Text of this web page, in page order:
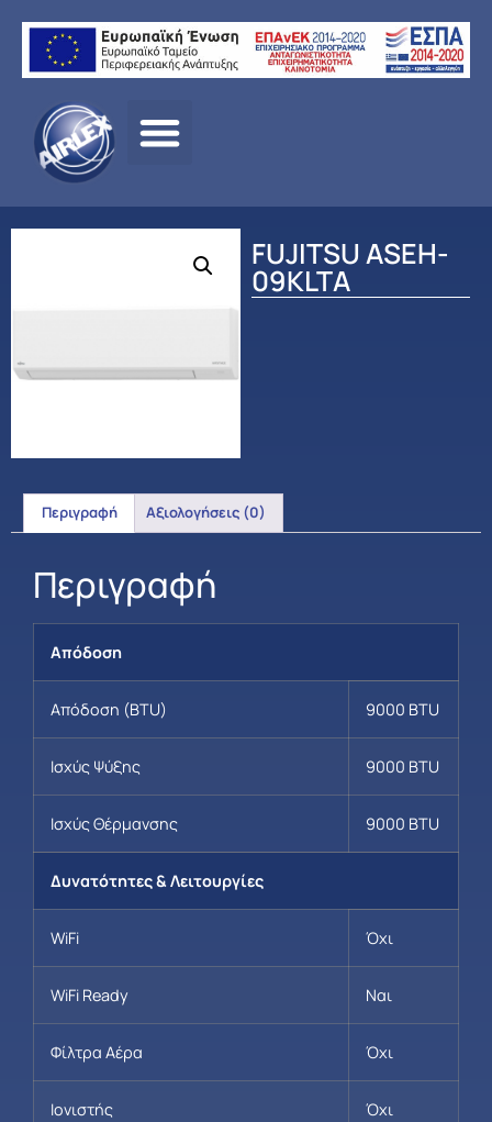
σελίδα/ΠΡΟΪΟΝΤΑ
FUJITSU ASEH-
09KLTA
Περιγραφή Αξιολογήσεις (0)
Περιγραφή
Απόδοση
Απόδοση (BTU) 9000 BTU
Ισχύς Ψύξης 9000 BTU
Ισχύς Θέρμανσης 9000 BTU
Δυνατότητες & Λειτουργίες
WiFi Όχι
WiFi Ready Ναι
Φίλτρα Αέρα Όχι
Ιονιστής Όχι